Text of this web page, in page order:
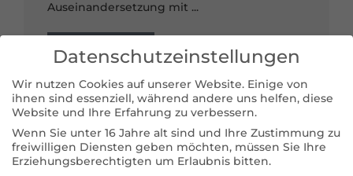
Auseinandersetzung mit ...
Datenschutzeinstellungen
Wir nutzen Cookies auf unserer Website. Einige von
ihnen sind essenziell, während andere uns helfen, diese
Website und Ihre Erfahrung zu verbessern.
Wenn Sie unter 16 Jahre alt sind und Ihre Zustimmung zu
freiwilligen Diensten geben möchten, müssen Sie Ihre
Erziehungsberechtigten um Erlaubnis bitten.